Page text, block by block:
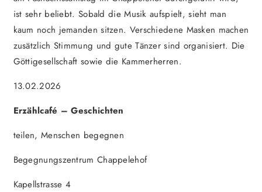
ist sehr beliebt. Sobald die Musik aufspielt, sieht man
kaum noch jemanden sitzen. Verschiedene Masken machen
zusätzlich Stimmung und gute Tänzer sind organisiert. Die
Göttigesellschaft sowie die Kammerherren.
13.02.2026
Erzählcafé – Geschichten
teilen, Menschen begegnen
Begegnungszentrum Chappelehof
Kapellstrasse 4